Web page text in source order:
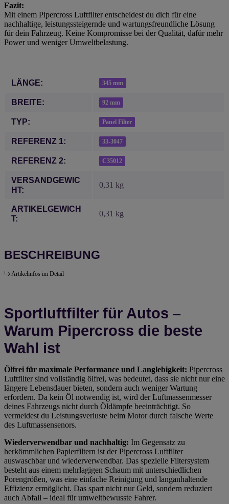
Fazit:
Mit einem Pipercross Luftfilter entscheidest du dich für eine
nachhaltige, leistungssteigernde und wartungsfreundliche Lösung
für dein Fahrzeug. Keine Kompromisse bei der Qualität, dafür mehr
Power und weniger Umweltbelastung.
Produkteigenschaft
Wert
LÄNGE: 345 mm
BREITE: 92 mm
TYP: Panel Filter
REFERENZ 1: 33-3047
REFERENZ 2: C35012
VERSANDGEWIC
HT:
0,31 kg
ARTIKELGEWICH
T:
0,31 kg
BESCHREIBUNG
Artikelinfos im Detail
Sportluftfilter für Autos –
Warum Pipercross die beste
Wahl ist
Ölfrei für maximale Performance und Langlebigkeit: Pipercross
Luftfilter sind vollständig ölfrei, was bedeutet, dass sie nicht nur eine
längere Lebensdauer bieten, sondern auch weniger Wartung
erfordern. Da kein Öl notwendig ist, wird der Luftmassenmesser
deines Fahrzeugs nicht durch Öldämpfe beeinträchtigt. So
vermeidest du Leistungsverluste beim Motor durch falsche Werte
des Luftmassensenors.
Wiederverwendbar und nachhaltig: Im Gegensatz zu
herkömmlichen Papierfiltern ist der Pipercross Luftfilter
auswaschbar und wiederverwendbar. Das spezielle Filtersystem
besteht aus einem mehrlagigen Schaum mit unterschiedlichen
Porengrößen, was eine einfache Reinigung und langanhaltende
Effizienz ermöglicht. Das spart nicht nur Geld, sondern reduziert
auch Abfall – ideal für umweltbewusste Fahrer.